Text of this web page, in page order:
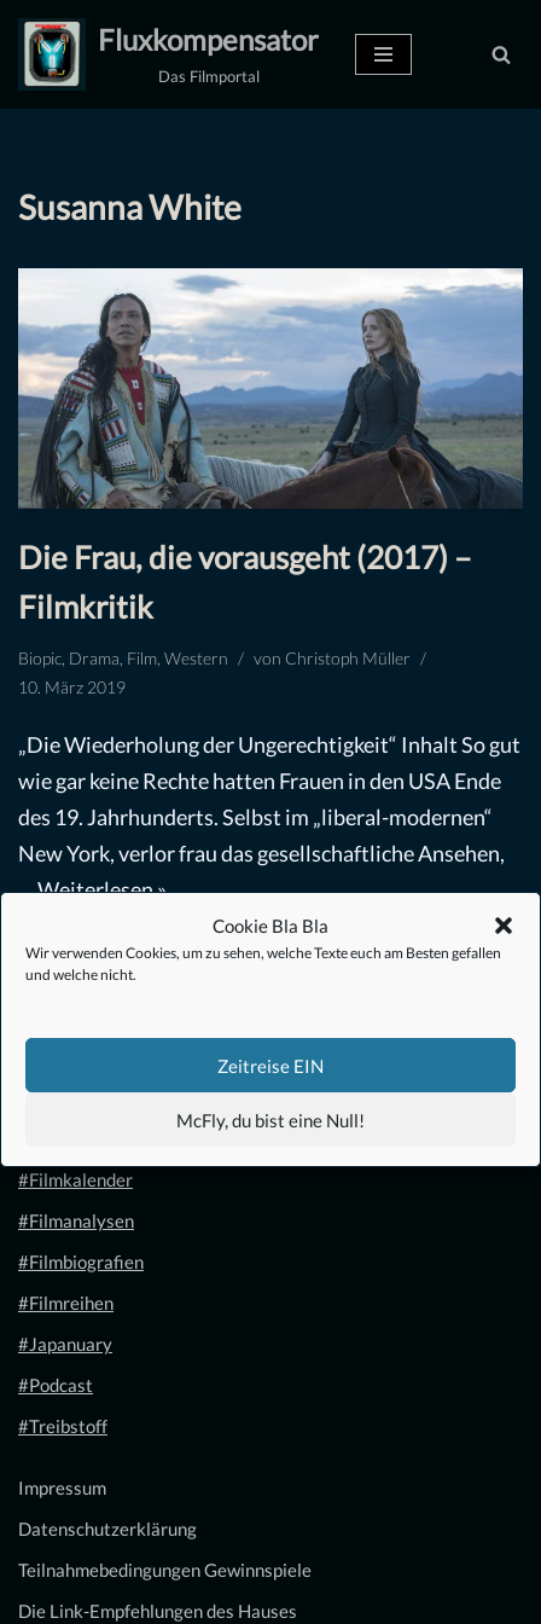
Cookie Bla Bla
Wir verwenden Cookies, um zu sehen, welche Texte euch am Besten gefallen
und welche nicht.
Zeitreise EIN
McFly, du bist eine Null!
Zum
Inhalt
Fluxkompensator
Das Filmportal
Susanna White
Die Frau, die vorausgeht (2017) –
Filmkritik
Biopic, Drama, Film, Western von Christoph Müller
10. März 2019
„Die Wiederholung der Ungerechtigkeit“ Inhalt So gut
wie gar keine Rechte hatten Frauen in den USA Ende
des 19. Jahrhunderts. Selbst im „liberal-modernen“
New York, verlor frau das gesellschaftliche Ansehen,
…Weiterlesen »
#Anime
#Filmkalender
#Filmanalysen
#Filmbiografien
#Filmreihen
#Japanuary
#Podcast
#Treibstoff
Impressum
Datenschutzerklärung
Teilnahmebedingungen Gewinnspiele
Die Link-Empfehlungen des Hauses